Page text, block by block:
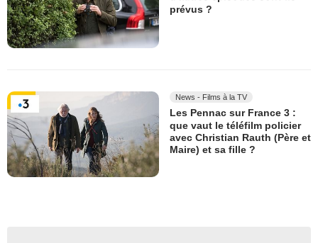
prévus ?
News - Films à la TV
Les Pennac sur France 3 :
que vaut le téléfilm policier
avec Christian Rauth (Père et
Maire) et sa fille ?